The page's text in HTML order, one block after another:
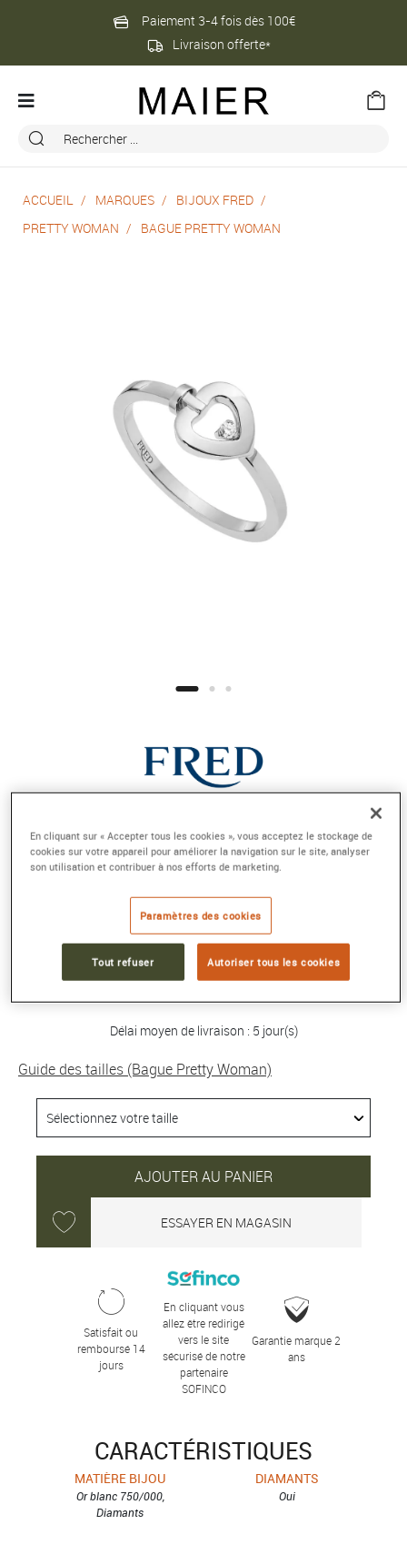
Paiement 3-4 fois dès 100€
Livraison offerte*
ACCUEIL MARQUES
BIJOUX FRED
PRETTY WOMAN
BAGUE PRETTY WOMAN
BAGUE PRETTY WOMAN
Mini modèle or blanc 750/1000e et diamant
Référence :4B0972
Collection :Pretty Woman
1 750 €
Délai moyen de livraison : 5 jour(s)
Guide des tailles (Bague Pretty Woman)
AJOUTER AU PANIER
ESSAYER EN MAGASIN
Satisfait ou
remboursé 14
jours
En cliquant vous
allez être redirigé
vers le site
sécurisé de notre
partenaire
SOFINCO
Garantie marque 2
ans
CARACTÉRISTIQUES
MATIÈRE BIJOU
Or blanc 750/000,
Diamants
DIAMANTS
Oui
En cliquant sur « Accepter tous les cookies », vous acceptez le stockage de
cookies sur votre appareil pour améliorer la navigation sur le site, analyser
son utilisation et contribuer à nos efforts de marketing.
Paramètres des cookies
Tout refuser Autoriser tous les cookies